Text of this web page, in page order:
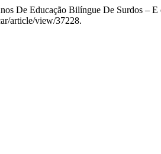
De Educação Bilíngue De Surdos – E
article/view/37228.